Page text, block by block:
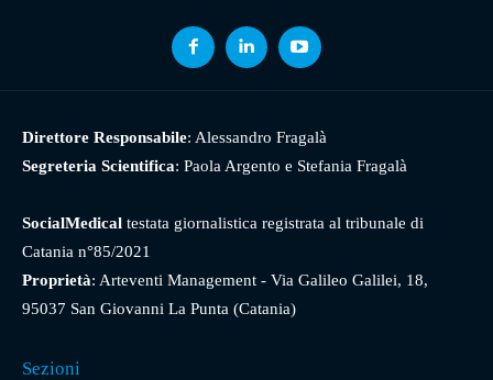
Direttore Responsabile: Alessandro Fragalà
Segreteria Scientifica: Paola Argento e Stefania Fragalà
SocialMedical testata giornalistica registrata al tribunale di
Catania n°85/2021
Proprietà: Arteventi Management - Via Galileo Galilei, 18,
95037 San Giovanni La Punta (Catania)
Sezioni